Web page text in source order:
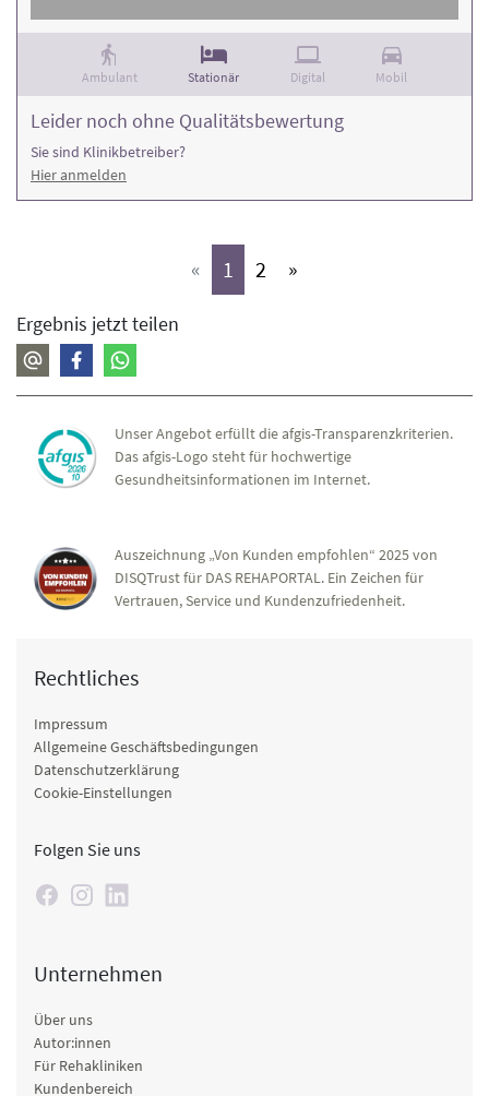
Ambulant Stationär Digital Mobil
Leider noch ohne Qualitätsbewertung
Sie sind Klinikbetreiber?
Hier anmelden
« 1 (aktiv)
2 (aktiv)
»
Ergebnis jetzt teilen
Unser Angebot erfüllt die afgis-Transparenzkriterien.
Das afgis-Logo steht für hochwertige
Gesundheitsinformationen im Internet.
Auszeichnung „Von Kunden empfohlen“ 2025 von
DISQTrust für DAS REHAPORTAL. Ein Zeichen für
Vertrauen, Service und Kundenzufriedenheit.
Rechtliches
Impressum
Allgemeine Geschäftsbedingungen
Datenschutzerklärung
Cookie-Einstellungen
Folgen Sie uns
Unternehmen
Über uns
Autor:innen
Für Rehakliniken
Kundenbereich